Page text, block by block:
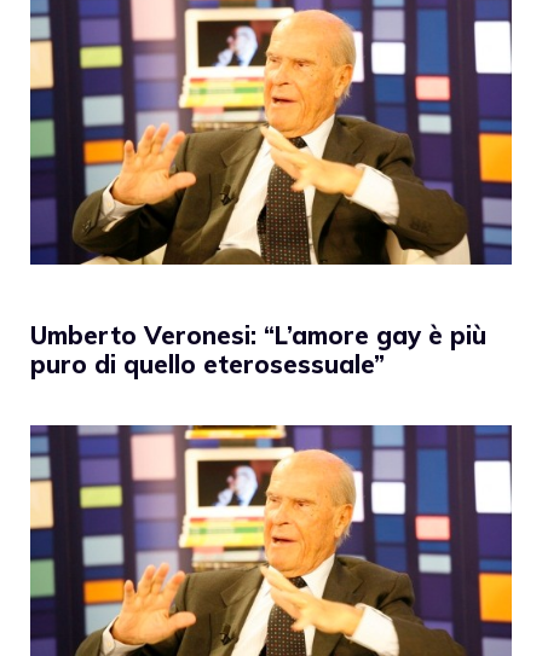
Umberto Veronesi: “L’amore gay è più
puro di quello eterosessuale”